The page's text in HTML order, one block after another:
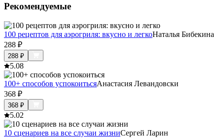
Рекомендуемые
100 рецептов для аэрогриля: вкусно и легкоНаталья Бибекина
288 ₽
288 ₽
5.08
100+ способов успокоитьсяАнастасия Левандовски
368 ₽
368 ₽
5.02
10 сценариев на все случаи жизниСергей Ларин